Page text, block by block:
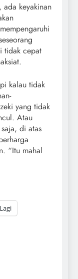
keyakinan
tidak cepat
kalau tidak
yang tidak
Atau
di atas
“Itu mahal
Lagi